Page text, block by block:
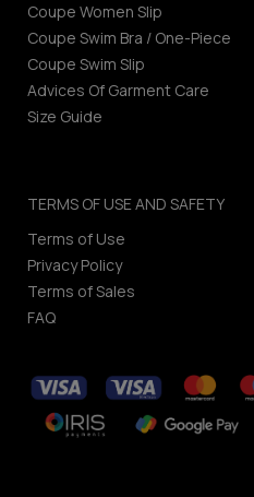
Coupe Women Slip
Coupe Swim Bra / One-Piece
Coupe Swim Slip
Advices Of Garment Care
Size Guide
TERMS OF USE AND SAFETY
Terms of Use
Privacy Policy
Terms of Sales
FAQ